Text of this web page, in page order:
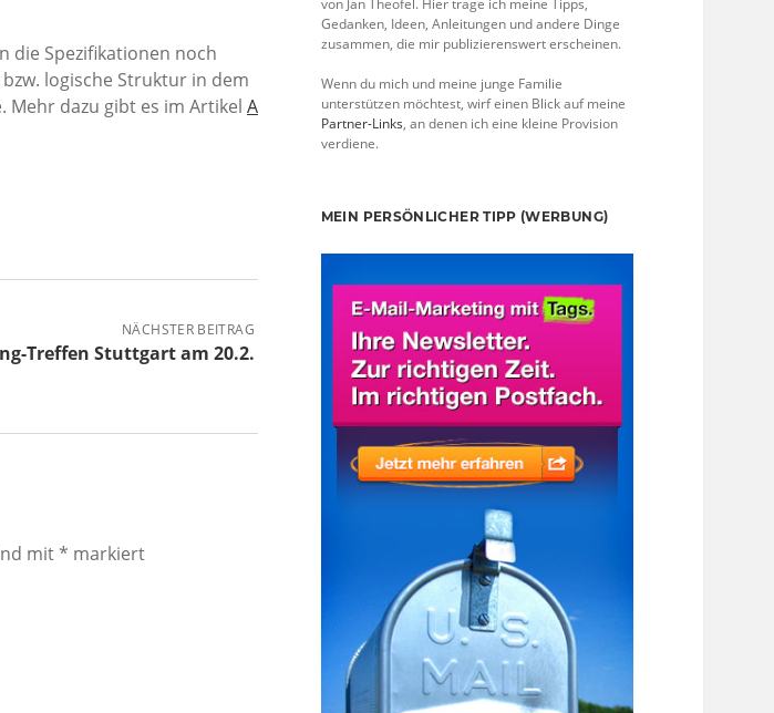
die Spezifikationen noch
logische Struktur in dem
Mehr dazu gibt es im Artikel A
NÄCHSTER BEITRAG
Treffen Stuttgart am 20.2.
mit* markiert
von Jan Theofel. Hier trage ich meine Tipps,
Gedanken, Ideen, Anleitungen und andere Dinge
zusammen, die mir publizierenswert erscheinen.
Wenn du mich und meine junge Familie
unterstützen möchtest, wirf einen Blick auf meine
Partner-Links, an denen ich eine kleine Provision
verdiene.
MEIN PERSÖNLICHER TIPP (WERBUNG)